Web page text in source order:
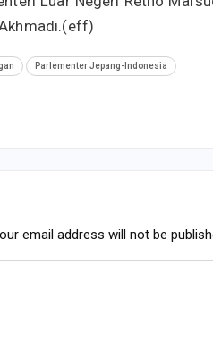
Parlementer Jepang-Indonesia
email address will not be